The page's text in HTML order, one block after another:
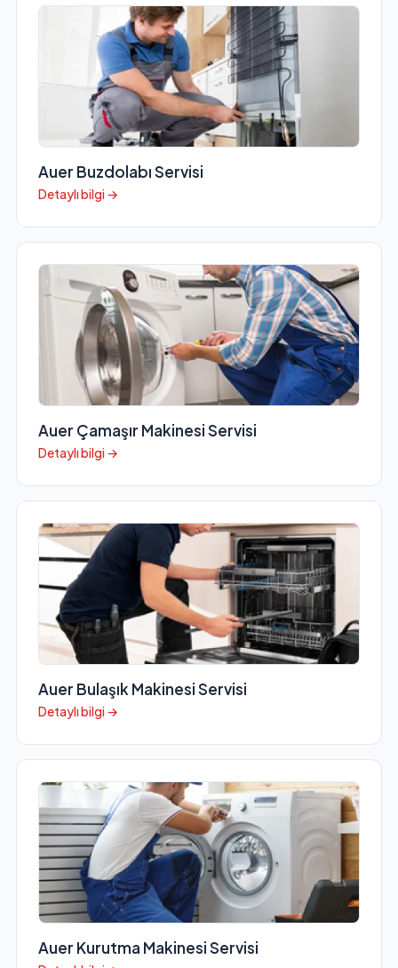
Auer Buzdolabı Servisi
Detaylı bilgi →
Auer Çamaşır Makinesi Servisi
Detaylı bilgi →
Auer Bulaşık Makinesi Servisi
Detaylı bilgi →
Auer Kurutma Makinesi Servisi